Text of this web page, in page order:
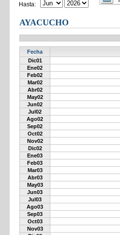
Hasta:
AYACUCHO
Fecha
Dic01
Ene02
Feb02
Mar02
Abr02
May02
Jun02
Jul02
Ago02
Sep02
Oct02
Nov02
Dic02
Ene03
Feb03
Mar03
Abr03
May03
Jun03
Jul03
Ago03
Sep03
Oct03
Nov03